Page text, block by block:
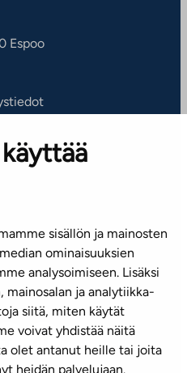
sisällön ja mainosten
ominaisuuksien
analysoimiseen. Lisäksi
mainosalan ja analytiikka-
siitä, miten käytät
voivat yhdistää näitä
olet antanut heille tai joita
heidän palvelujaan.
Espoo
Mediapankki